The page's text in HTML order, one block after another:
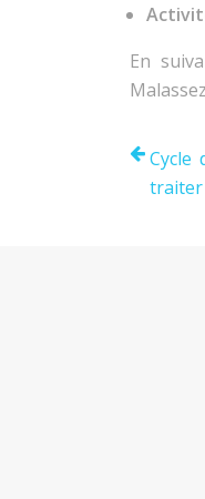
En
Cycle
traiter